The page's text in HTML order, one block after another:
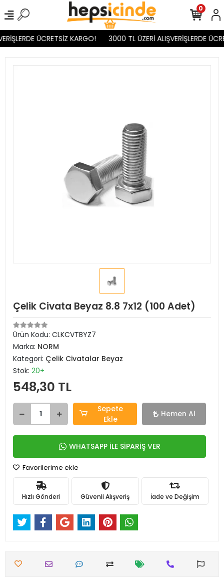
ÜCRETSİZ KARGO! 3000 TL ÜZERİ ALIŞVERİŞLERDE
0
Çelik Civata Beyaz 8.8 7x12 (100 Adet)
Ürün Kodu: CLKCVTBYZ7
Marka: NORM
Kategori: Çelik Civatalar Beyaz
Stok: 20+
548,30 TL
Sepete
Ekle
Hemen Al
WHATSAPP İLE SİPARİŞ VER
Favorilerime ekle
Hızlı Gönderi Güvenli Alışveriş İade ve Değişim